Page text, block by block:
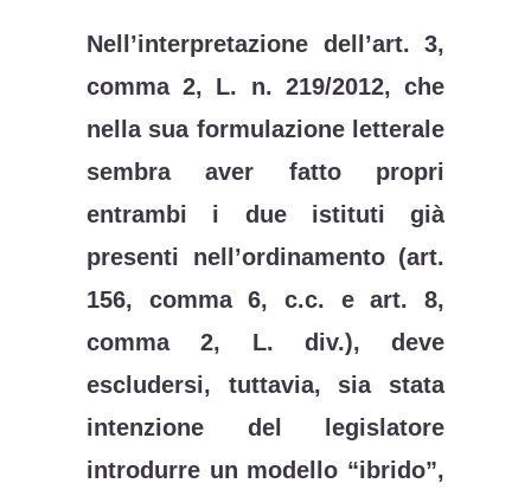
Nell’interpretazione dell’art. 3,
comma 2, L. n. 219/2012, che
nella sua formulazione letterale
sembra aver fatto propri
entrambi i due istituti già
presenti nell’ordinamento (art.
156, comma 6, c.c. e art. 8,
comma 2, L. div.), deve
escludersi, tuttavia, sia stata
intenzione del legislatore
introdurre un modello “ibrido”,